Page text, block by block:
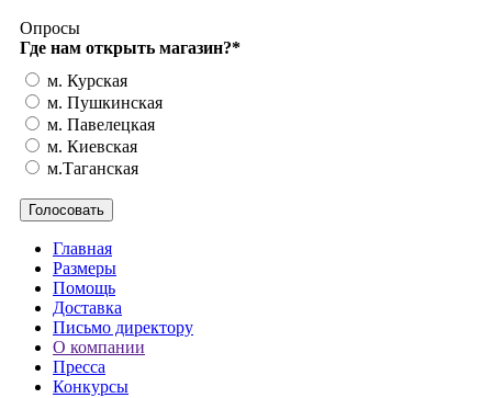
Опросы
Где нам открыть магазин?*
м. Курская
м. Пушкинская
м. Павелецкая
м. Киевская
м.Таганская
Главная
Размеры
Помощь
Доставка
Письмо директору
О компании
Пресса
Конкурсы